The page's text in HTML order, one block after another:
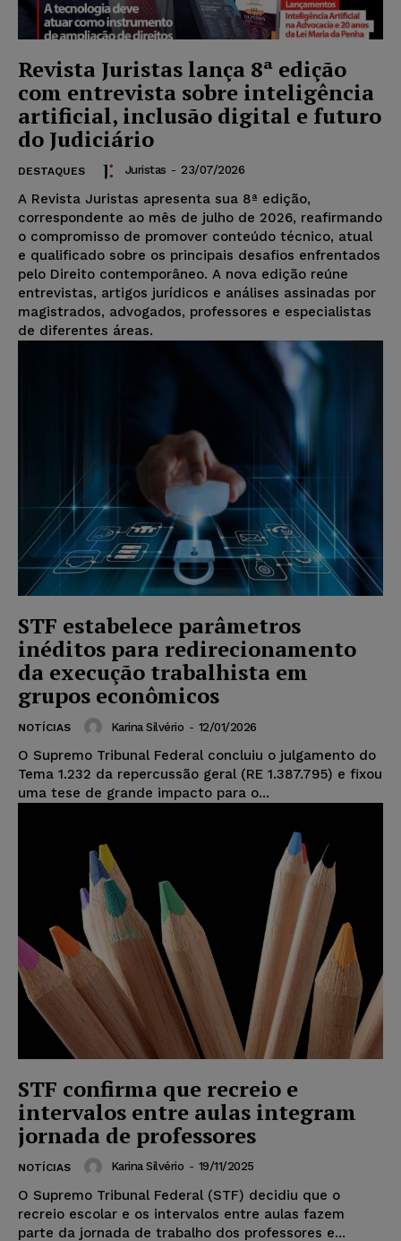
Revista Juristas lança 8ª edição
com entrevista sobre inteligência
artificial, inclusão digital e futuro
do Judiciário
DESTAQUES Juristas - 23/07/2026
A Revista Juristas apresenta sua 8ª edição,
correspondente ao mês de julho de 2026, reafirmando
o compromisso de promover conteúdo técnico, atual
e qualificado sobre os principais desafios enfrentados
pelo Direito contemporâneo. A nova edição reúne
entrevistas, artigos jurídicos e análises assinadas por
magistrados, advogados, professores e especialistas
de diferentes áreas.
STF estabelece parâmetros
inéditos para redirecionamento
da execução trabalhista em
grupos econômicos
NOTÍCIAS Karina Silvério - 12/01/2026
O Supremo Tribunal Federal concluiu o julgamento do
Tema 1.232 da repercussão geral (RE 1.387.795) e fixou
uma tese de grande impacto para o...
STF confirma que recreio e
intervalos entre aulas integram
jornada de professores
NOTÍCIAS Karina Silvério - 19/11/2025
O Supremo Tribunal Federal (STF) decidiu que o
recreio escolar e os intervalos entre aulas fazem
parte da jornada de trabalho dos professores e...